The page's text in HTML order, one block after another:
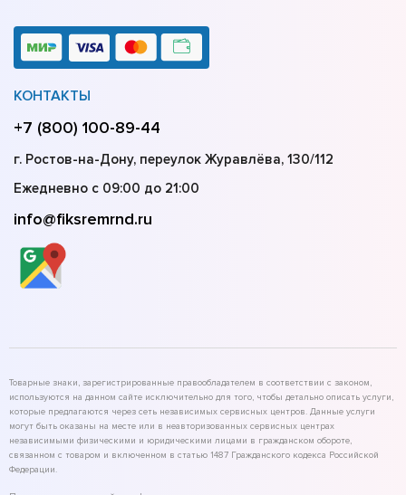
КОНТАКТЫ
+7 (800) 100-89-44
г. Ростов-на-Дону, переулок Журавлёва, 130/112
Ежедневно с 09:00 до 21:00
info@fiksremrnd.ru
Товарные знаки, зарегистрированные правообладателем в соответствии с законом,
используются на данном сайте исключительно для того, чтобы детально описать услуги,
которые предлагаются через сеть независимых сервисных центров. Данные услуги
могут быть оказаны на месте или в неавторизованных сервисных центрах
независимыми физическими и юридическими лицами в гражданском обороте,
связанном с товаром и включенном в статью 1487 Гражданского кодекса Российской
Федерации.